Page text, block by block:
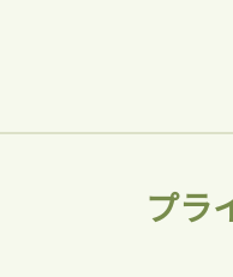
会員登録
プラ